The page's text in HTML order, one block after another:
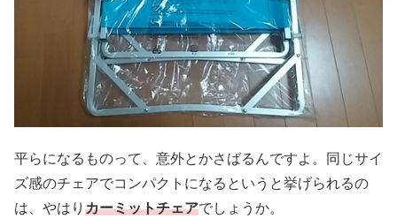
平らになるものって、意外とかさばるんですよ。同じサイ
ズ感のチェアでコンパクトになるというと挙げられるの
は、やはり カーミットチェアでしょうか。